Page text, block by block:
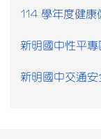
114 學年度健康
新明國中性平專
新明國中交通安